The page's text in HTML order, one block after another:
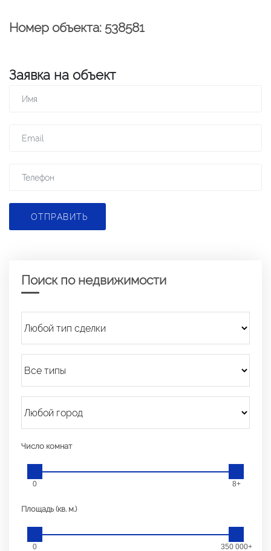
Номер объекта: 538581
Заявка на объект
ОТПРАВИТЬ
Поиск по недвижимости
Число комнат
0 8+
Площадь (кв. м.)
0 350 000+